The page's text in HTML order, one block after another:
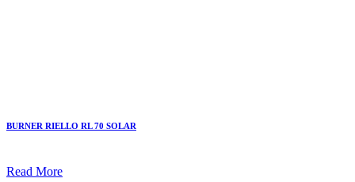
BURNER RIELLO RL 70 SOLAR
Read More